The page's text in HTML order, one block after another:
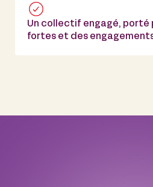
Un collectif engagé, porté
fortes et des